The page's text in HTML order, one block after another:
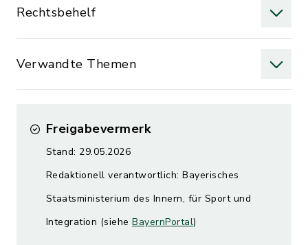
Rechtsbehelf
Verwandte Themen
Freigabevermerk
Stand: 29.05.2026
Redaktionell verantwortlich: Bayerisches
Staatsministerium des Innern, für Sport und
Integration (siehe BayernPortal)